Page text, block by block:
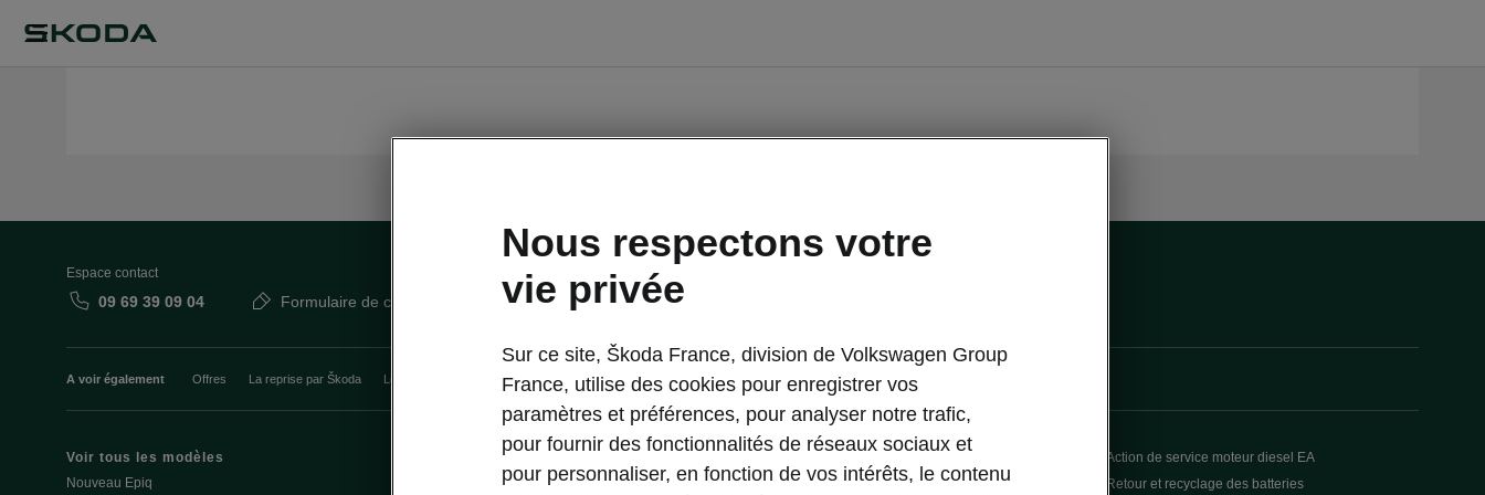
Espace contact
09 69 39 09 04 Formulaire de contact
A voir également Offres La reprise par Škoda Le stock par Škoda Occasions E-brochures et tarifs
Voir tous les modèles
Nouveau Epiq
Offres et financement
Le leasing Epiq par Škoda
Nos modèles pour professionnels
Action de service moteur diesel EA
Retour et recyclage des batteries
Nous respectons votre
vie privée
Sur ce site, Škoda France, division de Volkswagen Group
France, utilise des cookies pour enregistrer vos
paramètres et préférences, pour analyser notre trafic,
pour fournir des fonctionnalités de réseaux sociaux et
pour personnaliser, en fonction de vos intérêts, le contenu